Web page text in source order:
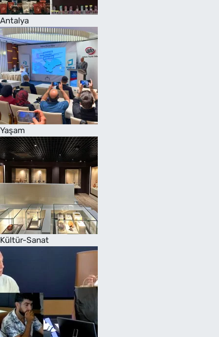
Antalya
Yaşam
Kültür-Sanat